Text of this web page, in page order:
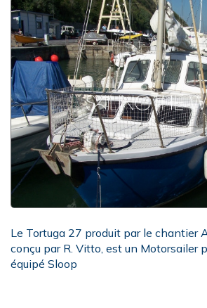
Le Tortuga 27 produit par le chantier
conçu par R. Vitto, est un Motorsailer
équipé Sloop